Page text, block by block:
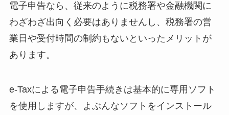
電子申告なら、従来のように税務署や金融機関に
わざわざ出向く必要はありませんし、税務署の営
業日や受付時間の制約もないといったメリットが
あります。
e-Taxによる電子申告手続きは基本的に専用ソフト
を使用しますが、よぶんなソフトをインストール